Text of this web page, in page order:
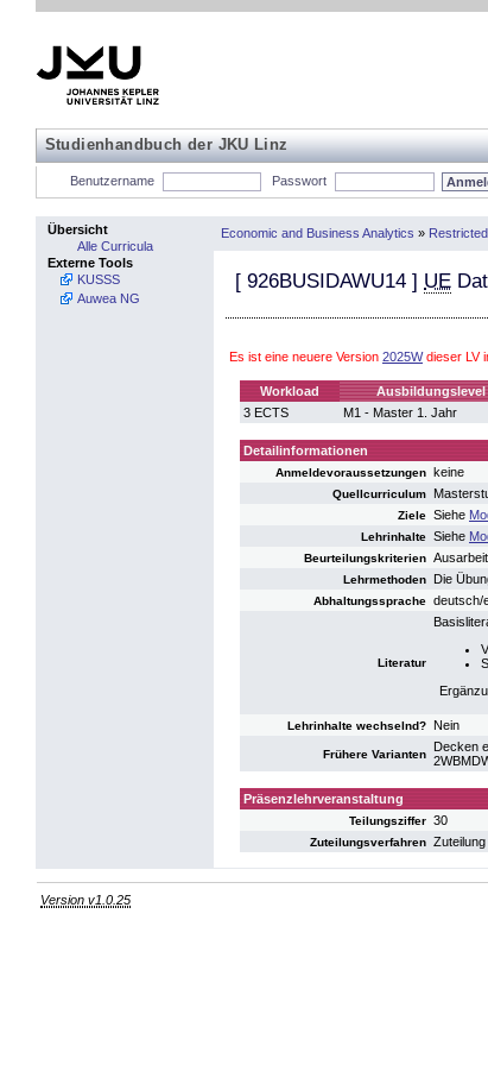
Studienhandbuch der JKU Linz
Benutzername Passwort
Übersicht
Alle Curricula
Externe Tools
KUSSS
Auwea NG
Economic and Business Analytics »
[ 926BUSIDAWU14 ] UE
Es ist eine neuere Version 2025Wdieser LV
Workload Ausbildungslevel
3 ECTS
M1 - Master 1. Jahr
Detailinformationen
Anmeldevoraussetzungen keine
Quellcurriculum
Ziele Siehe
Lehrinhalte Siehe
Beurteilungskriterien
Lehrmethoden Die
Abhaltungssprache deutsch/
Literatur
Lehrinhalte wechselnd? Nein
Frühere Varianten
Decken
Präsenzlehrveranstaltung
Teilungsziffer 30
Zuteilungsverfahren
Version v1.0.25